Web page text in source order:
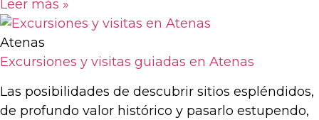
Leer más »
Atenas
Excursiones y visitas guiadas en Atenas
Las posibilidades de descubrir sitios espléndidos,
de profundo valor histórico y pasarlo estupendo,